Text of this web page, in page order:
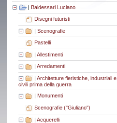
| Baldessari Luciano
Disegni futuristi
| Scenografie
Pastelli
| Allestimenti
Arredamenti
| Architetture fieristiche, industriali e
civili prima della guerra
Monumenti
Scenografie ("Giuliano")
| Acquerelli